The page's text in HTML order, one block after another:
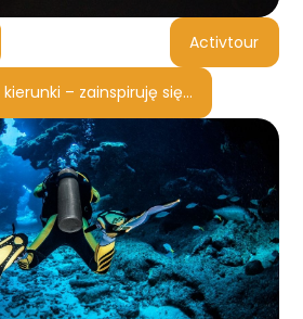
Activtour
– zainspiruję się…